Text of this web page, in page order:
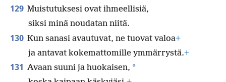
129 Muistutuksesi ovat ihmeellisiä,
siksi minä noudatan niitä.
130 Kun sanasi avautuvat, ne tuovat valoa+
ja antavat kokemattomille ymmärrystä.+
131 Avaan suuni ja huokaisen, *